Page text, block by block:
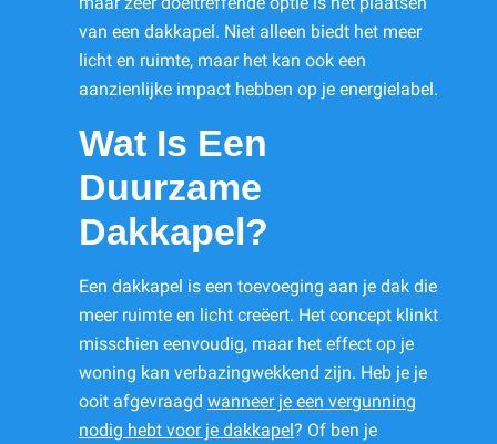
van een dakkapel. Niet alleen biedt het meer
licht en ruimte, maar het kan ook een
aanzienlijke impact hebben op je energielabel.
Wat Is Een
Duurzame
Dakkapel?
Een dakkapel is een toevoeging aan je dak die
meer ruimte en licht creëert. Het concept klinkt
misschien eenvoudig, maar het effect op je
woning kan verbazingwekkend zijn. Heb je je
ooit afgevraagd wanneer je een vergunning
nodig hebt voor je dakkapel ? Of ben je